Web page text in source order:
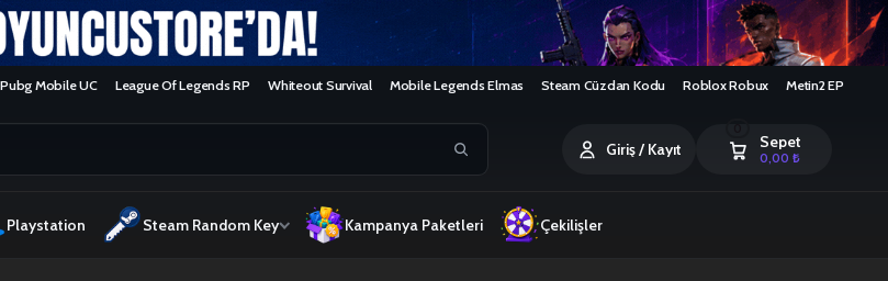
Pubg Mobile UC League Of Legends RP Whiteout Survival Mobile Legends Elmas Steam Cüzdan Kodu Roblox Robux Metin2 EP
Giriş / Kayıt Sepet
0,00₺
Playstation Steam Random Key Kampanya Paketleri Çekilişler